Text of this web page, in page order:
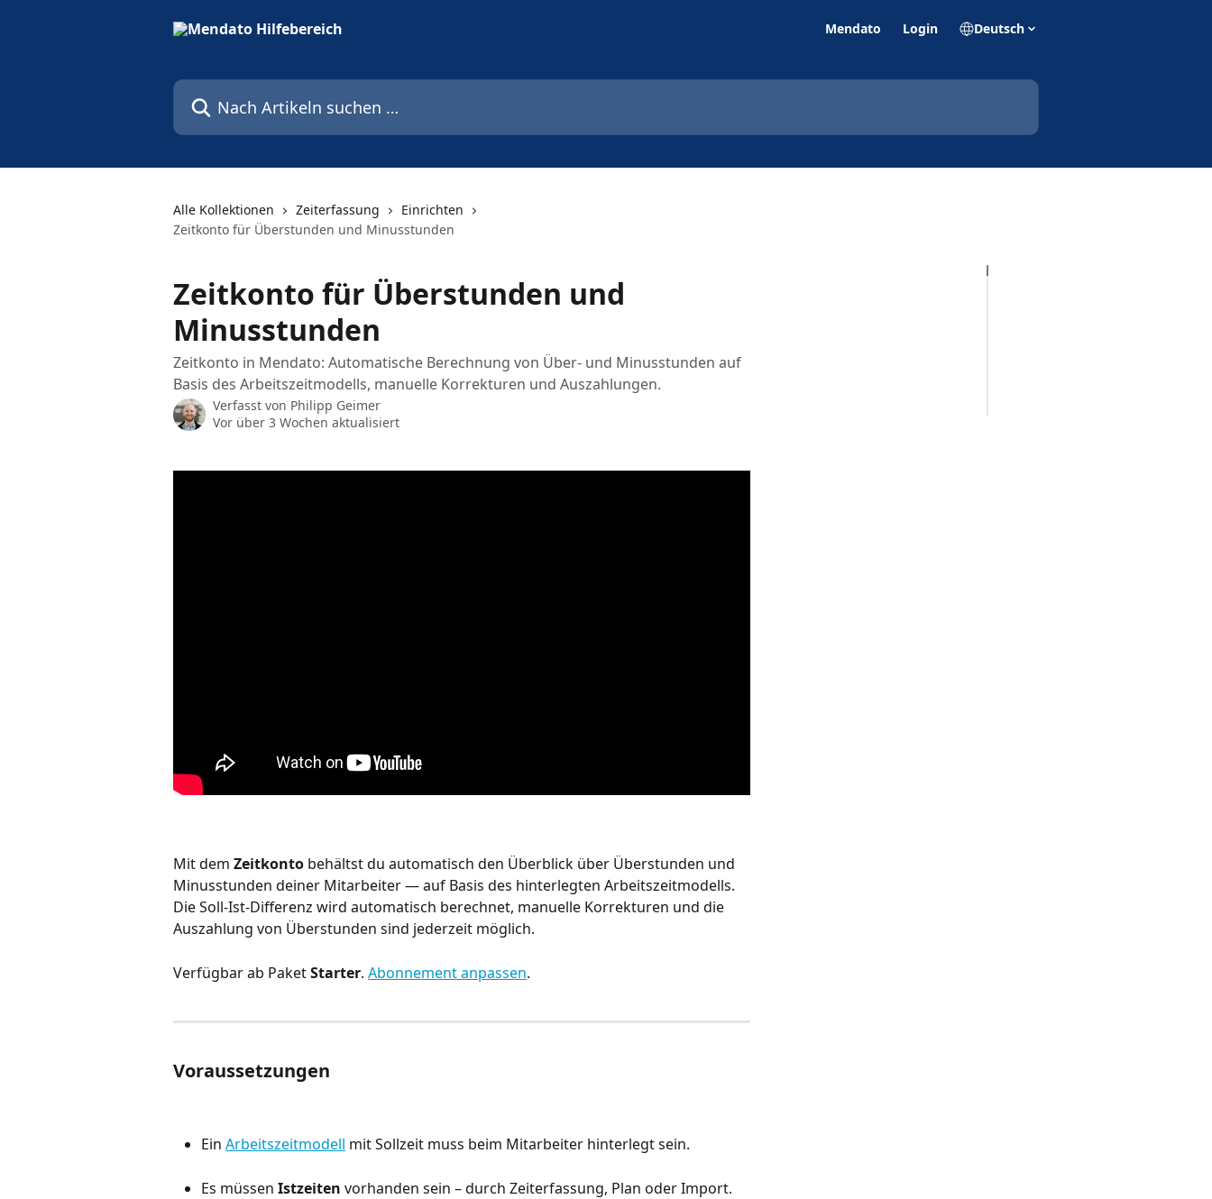
Mendato Login Deutsch
Nach Artikeln suchen …
Alle Kollektionen Zeiterfassung
Einrichten
Zeitkonto für Überstunden und Minusstunden
Zeitkonto für Überstunden und
Minusstunden
Zeitkonto in Mendato: Automatische Berechnung von Über- und Minusstunden auf
Basis des Arbeitszeitmodells, manuelle Korrekturen und Auszahlungen.
Verfasst von Philipp Geimer
Vor über 3 Wochen aktualisiert
Mit dem Zeitkonto behältst du automatisch den Überblick über Überstunden und
Minusstunden deiner Mitarbeiter — auf Basis des hinterlegten Arbeitszeitmodells.
Die Soll-Ist-Differenz wird automatisch berechnet, manuelle Korrekturen und die
Auszahlung von Überstunden sind jederzeit möglich.
Verfügbar ab Paket Starter. Abonnement anpassen.
Voraussetzungen
Ein Arbeitszeitmodell mit Sollzeit muss beim Mitarbeiter hinterlegt sein.
Es müssen Istzeiten vorhanden sein – durch Zeiterfassung, Plan oder Import.